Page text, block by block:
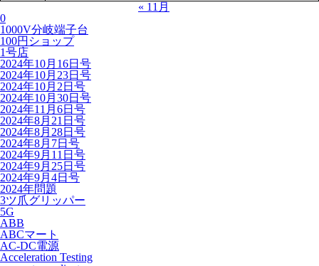
« 11月
0
1000V分岐端子台
100円ショップ
1号店
2024年10月16日号
2024年10月23日号
2024年10月2日号
2024年10月30日号
2024年11月6日号
2024年8月21日号
2024年8月28日号
2024年8月7日号
2024年9月11日号
2024年9月25日号
2024年9月4日号
2024年問題
3ツ爪グリッパー
5G
ABB
ABCマート
AC-DC電源
Acceleration Testing